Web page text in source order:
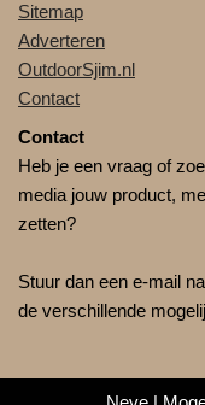
Sitemap
Adverteren
OutdoorSjim.nl
Contact
Contact
Heb je een vraag of
media jouw product,
zetten?
Stuur dan een e-mail
de verschillende